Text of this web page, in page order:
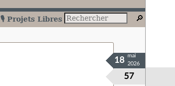
🎙️ Projets Libres
57
18
mai
2026